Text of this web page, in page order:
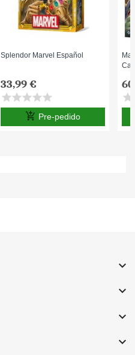
Splendor Marvel Español
33,99 €
starstarstarstarstar
add_shopping_cart Pre-pedido
star



